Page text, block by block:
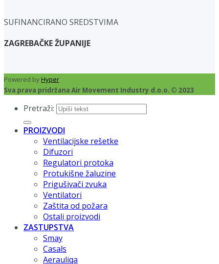
SUFINANCIRANO SREDSTVIMA
ZAGREBAČKE ŽUPANIJE
Powered byHyper
Sva prava pridržana Air Movement Industry d.o.o. © 2023
Pretraži:
PROIZVODI
Ventilacijske rešetke
Difuzori
Regulatori protoka
Protukišne žaluzine
Prigušivači zvuka
Ventilatori
Zaštita od požara
Ostali proizvodi
ZASTUPSTVA
Smay
Casals
Aerauliqa